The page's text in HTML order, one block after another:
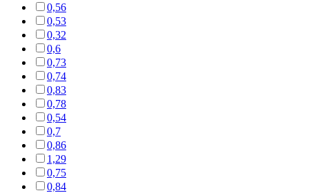
0,56
0,53
0,32
0,6
0,73
0,74
0,83
0,78
0,54
0,7
0,86
1,29
0,75
0,84